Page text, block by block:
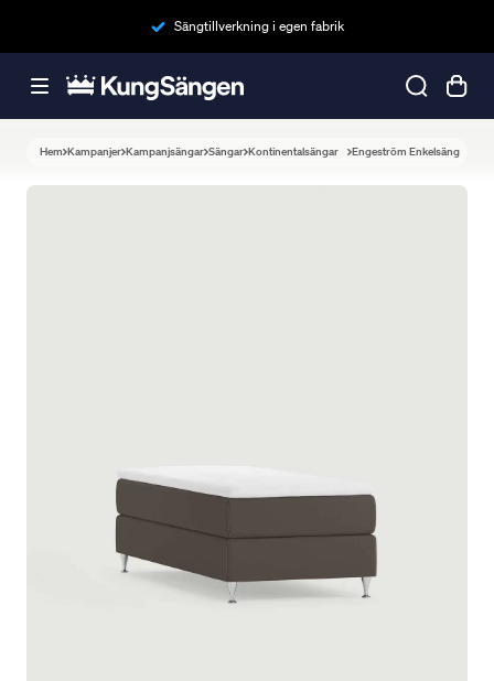
Sängtillverkning i egen fabrik
Hem Kampanjer Kampanjsängar Sängar Kontinentalsängar Engeström Enkelsäng